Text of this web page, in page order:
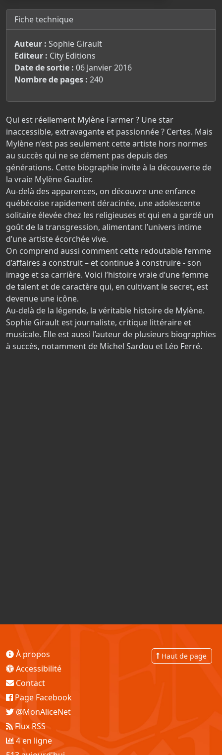
Fiche technique
Auteur : Sophie Girault
Editeur : City Editions
Date de sortie : 06 Janvier 2016
Nombre de pages : 240
Qui est réellement Mylène Farmer ? Une star
inaccessible, extravagante et passionnée ? Certes. Mais
Mylène n’est pas seulement cette artiste hors normes
au succès qui ne se dément pas depuis des
générations. Cette biographie invite à la découverte de
la vraie Mylène Gautier.
Au-delà des apparences, on découvre une enfance
québécoise rapidement déracinée, une adolescente
solitaire élevée chez les religieuses et qui en a gardé un
goût de la transgression, alimentant l’univers intime
d’une artiste écorchée vive.
On comprend aussi comment cette redoutable femme
d’affaires a construit – et continue à construire - son
image et sa carrière. Voici l’histoire vraie d’une femme
de talent et de caractère qui, en cultivant le secret, est
devenue une icône.
Au-delà de la légende, la véritable histoire de Mylène.
Sophie Girault est journaliste, critique littéraire et
musicale. Elle est aussi l’auteur de plusieurs biographies
à succès, notamment de Michel Sardou et Léo Ferré.
Haut de page
À propos
Accessibilité
Contact
Page Facebook
@MonAliceNet
Flux RSS
4 en ligne